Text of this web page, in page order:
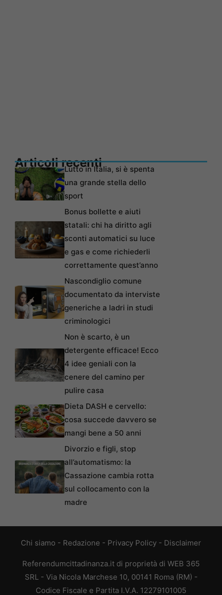
Articoli recentiLutto in Italia, si è spenta
una grande stella dello
sport
Bonus bollette e aiuti
statali: chi ha diritto agli
sconti automatici su luce
e gas e come richiederli
correttamente quest’anno
Nascondiglio comune
documentato da interviste
generiche a ladri in studi
criminologici
Non è scarto, è un
detergente efficace! Ecco
4 idee geniali con la
cenere del camino per
pulire casa
Dieta DASH e cervello:
cosa succede davvero se
mangi bene a 50 anni
Divorzio e figli, stop
all’automatismo: la
Cassazione cambia rotta
sul collocamento con la
madre
Chi siamo - Redazione - Privacy Policy - Disclaimer
Referendumcittadinanza.it di proprietà di WEB 365
SRL - Via Nicola Marchese 10, 00141 Roma (RM) -
Codice Fiscale e Partita I.V.A. 12279101005